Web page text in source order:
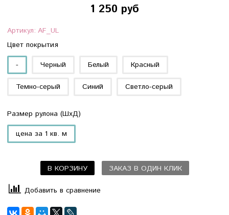
1 250 руб
Артикул: AF_UL
Цвет покрытия
-
Черный Белый Красный
Темно-серый Синий Светло-серый
Размер рулона (ШхД)
цена за 1 кв. м
В КОРЗИНУ ЗАКАЗ В ОДИН КЛИК
Добавить в сравнение